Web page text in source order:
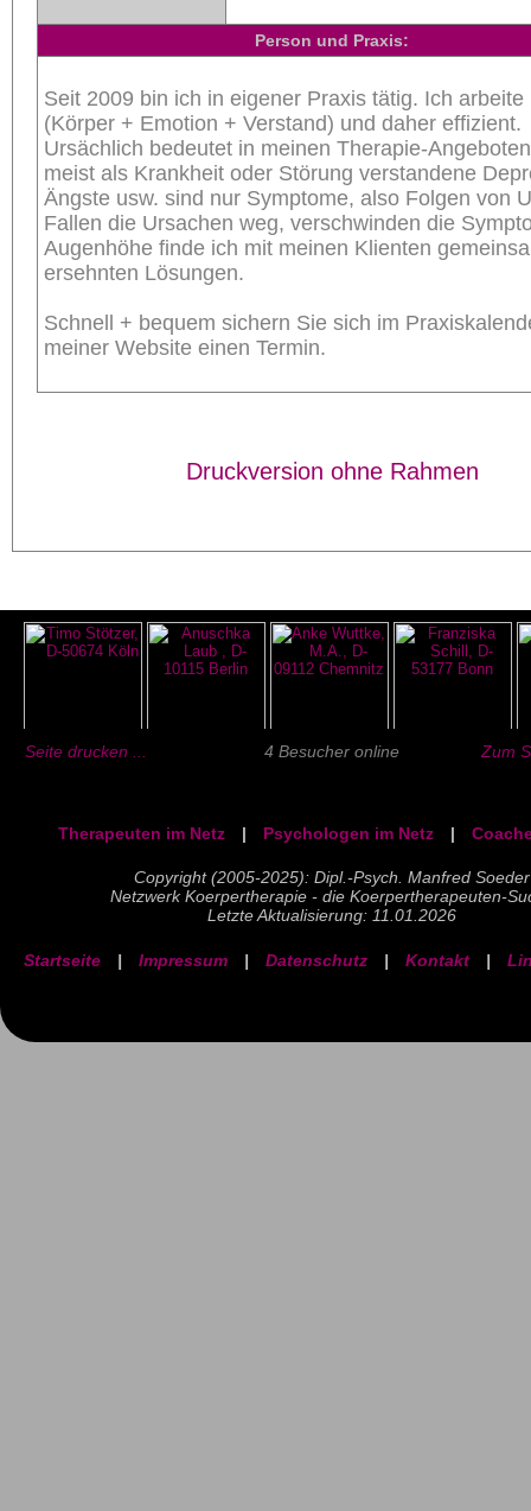
Person und Praxis:
Seit 2009 bin ich in eigener Praxis tätig. Ich arbeite
(Körper + Emotion + Verstand) und daher effizient.
Ursächlich bedeutet in meinen Therapie-
meist als Krankheit oder Störung verstandene
Ängste usw. sind nur Symptome, also Folgen von
Fallen die Ursachen weg, verschwinden die
Augenhöhe finde ich mit meinen Klienten
ersehnten Lösungen.
Schnell + bequem sichern Sie sich im
meiner Website einen Termin.
Druckversion ohne Rahmen
Seite drucken ... 4 Besucher online Zum
Therapeuten im Netz | Psychologen im Netz |
Copyright (2005-2025): Dipl.-Psych. Manfred Soeder
Netzwerk Koerpertherapie - die Koerpertherapeuten-
Letzte Aktualisierung: 11.01.2026
Startseite | Impressum | Datenschutz | Kontakt |